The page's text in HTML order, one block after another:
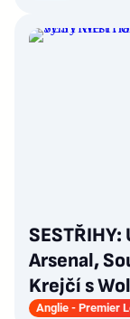
Arsenal,
Krejčí s
Anglie - Premier